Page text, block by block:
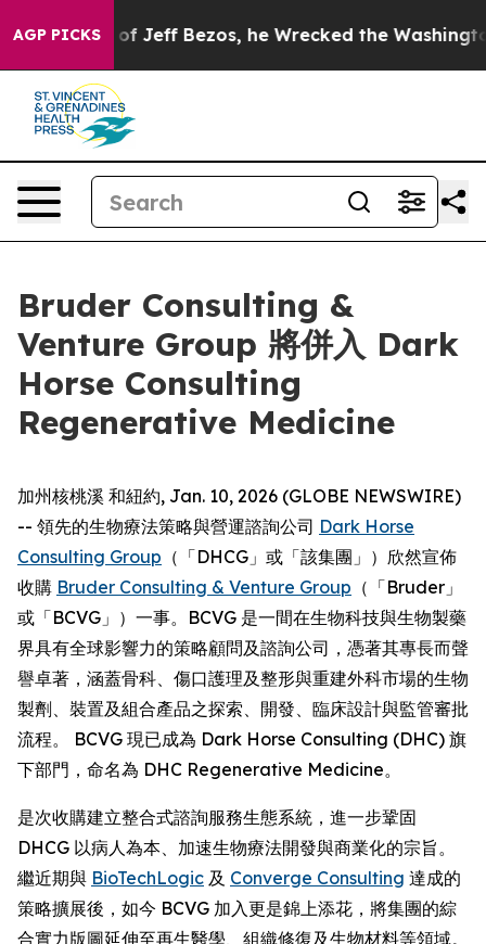
AGP PICKSof Jeff Bezos, he Wrecked the Washington
Bruder Consulting &
Venture Group 將併入 Dark
Horse Consulting
Regenerative Medicine
加州核桃溪 和紐約, Jan. 10, 2026 (GLOBE NEWSWIRE)
-- 領先的生物療法策略與營運諮詢公司 Dark Horse
Consulting Group （「DHCG」或「該集團」）欣然宣佈
收購 Bruder Consulting & Venture Group （「Bruder」
或「BCVG」）一事。BCVG 是一間在生物科技與生物製藥
界具有全球影響力的策略顧問及諮詢公司，憑著其專長而聲
譽卓著，涵蓋骨科、傷口護理及整形與重建外科市場的生物
製劑、裝置及組合產品之探索、開發、臨床設計與監管審批
流程。 BCVG 現已成為 Dark Horse Consulting (DHC) 旗
下部門，命名為 DHC Regenerative Medicine。
是次收購建立整合式諮詢服務生態系統，進一步鞏固
DHCG 以病人為本、加速生物療法開發與商業化的宗旨。
繼近期與 BioTechLogic 及 Converge Consulting 達成的
策略擴展後，如今 BCVG 加入更是錦上添花，將集團的綜
合實力版圖延伸至再生醫學、組織修復及生物材料等領域。